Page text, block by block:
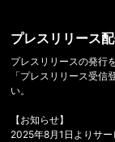
プレスリリース
プレスリリースの発行
「プレスリリース受
い。
【お知らせ】
2025年8月1日よりサ